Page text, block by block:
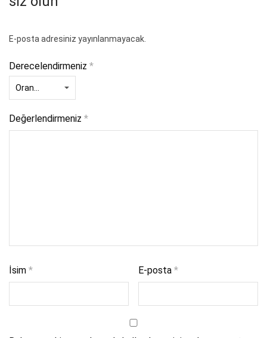
E-posta adresiniz yayınlanmayacak.
Derecelendirmeniz *
Değerlendirmeniz *
İsim * E-posta*